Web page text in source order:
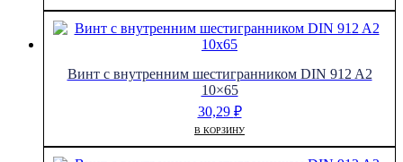
Винт с внутренним шестигранником DIN 912 A2
10×65
30,29 ₽
В КОРЗИНУ